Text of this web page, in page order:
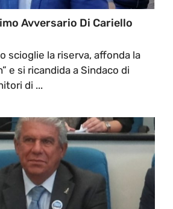
Avversario Di Cariello
scioglie la riserva, affonda la
e si ricandida a Sindaco di
di ...